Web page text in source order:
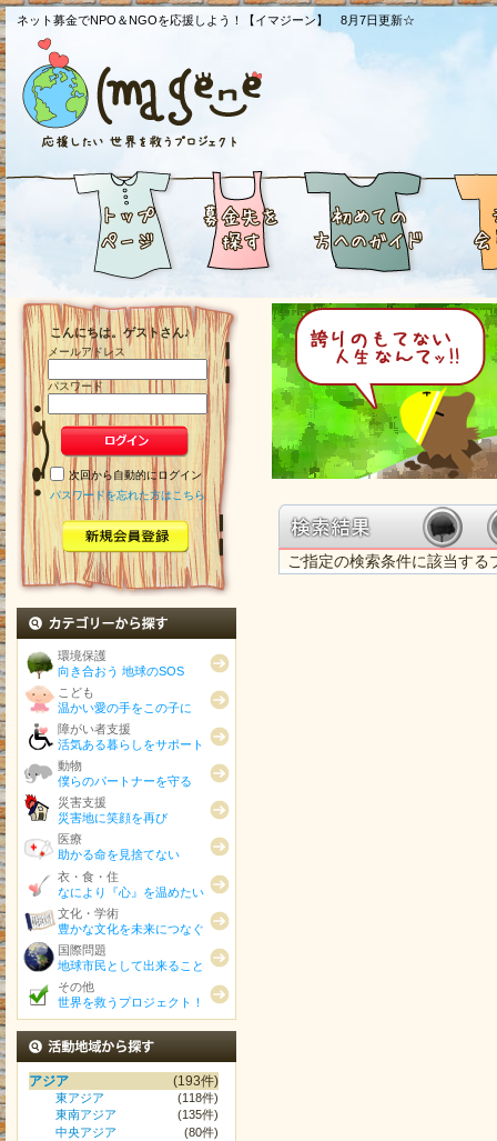
ネット募金でNPO＆NGOを応援しよう！【イマジーン】 8月7日更新☆
こんにちは。ゲストさん♪
メールアドレス
パスワード
次回から自動的にログイン
パスワードを忘れた方はこちら
環境保護
向き合おう 地球のSOS
こども
温かい愛の手をこの子に
障がい者支援
活気ある暮らしをサポート
動物
僕らのパートナーを守る
災害支援
災害地に笑顔を再び
医療
助かる命を見捨てない
衣・食・住
なにより『心』を温めたい
文化・学術
豊かな文化を未来につなぐ
国際問題
地球市民として出来ること
その他
世界を救うプロジェクト！
活動地域から探す
アジア (193件)
東アジア
(118件)
東南アジア
(135件)
中央アジア
(80件)
ご指定の検索条件に該当す